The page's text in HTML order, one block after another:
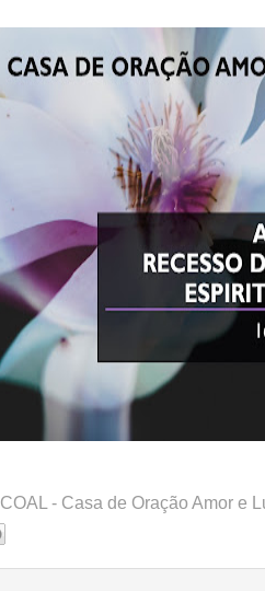
COAL - Casa de Oração Amor e